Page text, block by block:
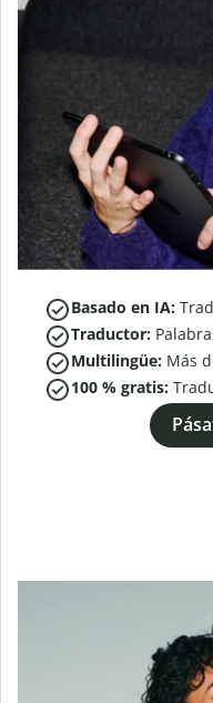
Basado en IA:
Traductor:
Multilingüe: Más
100 % gratis: